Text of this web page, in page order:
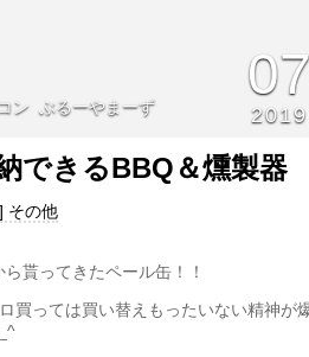
ぶるーやまーず 2019
できるBBQ＆燻製器
その他
貰ってきたペール缶！！
買っては買い替えもったいない精神が